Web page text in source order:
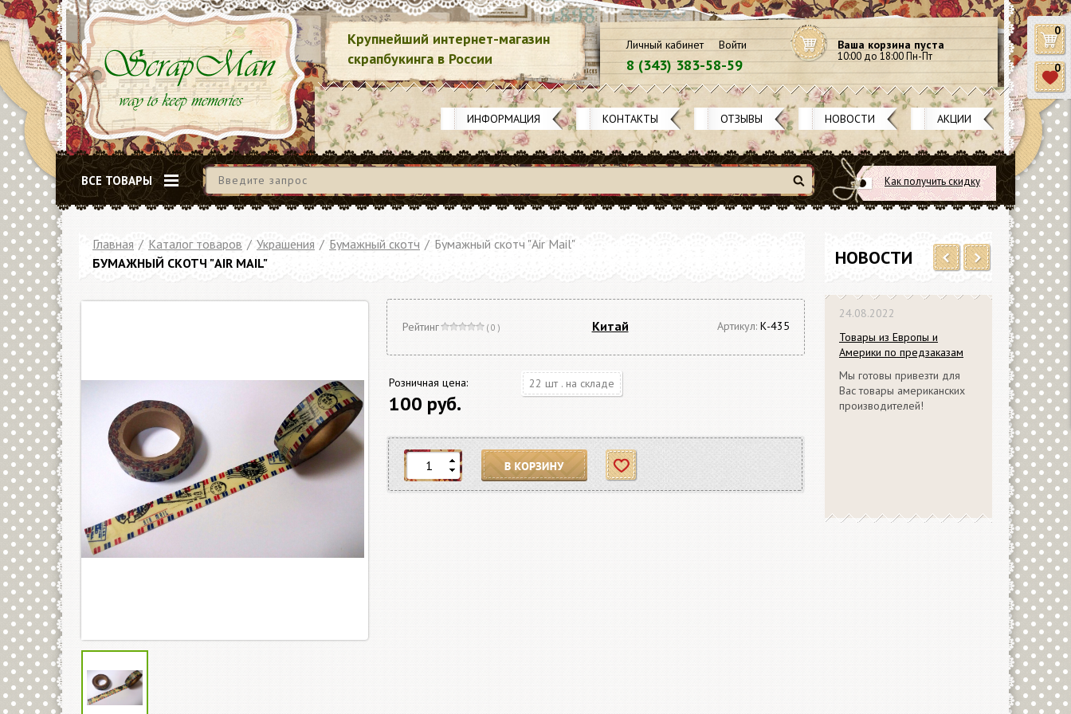
Ваша корзина пуста
10:00 до 18:00 Пн-Пт
Личный кабинет Войти
8 (343) 383-58-59
Крупнейший интернет-магазин
скрапбукинга в России
ИНФОРМАЦИЯ КОНТАКТЫ ОТЗЫВЫ НОВОСТИ АКЦИИ
Как получить скидку
Найти
ВСЕ ТОВАРЫ
НОВОСТИ
24.08.2022
Товары из Европы и
Америки по предзаказам
Мы готовы привезти для
Вас товары американских
производителей!
Главная / Каталог товаров / Украшения / Бумажный скотч / Бумажный скотч "Air Mail"
БУМАЖНЫЙ СКОТЧ "AIR MAIL"
Китай
Рейтинг ( 0 ) Артикул: К-435
Розничная цена:
100 руб.
22 шт . на складе
В корзину Отложить
0
0